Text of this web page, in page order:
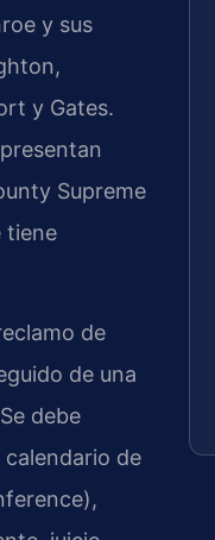
y sus
y Gates.
Supreme
tiene
de
de una
debe
de